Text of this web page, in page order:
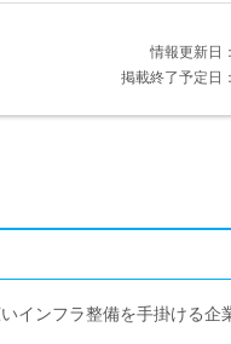
情報更新日
掲載終了予定日
インフラ整備を手掛ける企